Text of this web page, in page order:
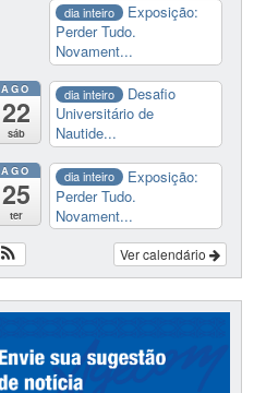
dia inteiro
Exposição:
Perder Tudo.
Novament...
AGO
22
sáb
dia inteiro
Desafio
Universitário de
Nautide...
AGO
25
ter
dia inteiro
Exposição:
Perder Tudo.
Novament...
Ver calendário